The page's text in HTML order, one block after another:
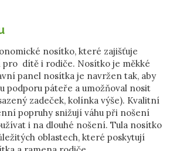
nosítko, které zajišťuje
pro dítě i rodiče. Nosítko je měkké
panel nosítka je navržen tak, aby
podporu páteře a umožňoval nosit
zadeček, kolínka výše). Kvalitní
popruhy snižují váhu při nošení
i na dlouhé nošení. Tula nosítko
oblastech, které poskytují